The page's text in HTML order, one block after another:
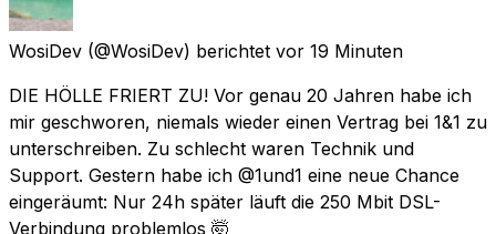
WosiDev (@WosiDev) berichtet vor 19 Minuten
DIE HÖLLE FRIERT ZU! Vor genau 20 Jahren habe ich
mir geschworen, niemals wieder einen Vertrag bei 1&1 zu
unterschreiben. Zu schlecht waren Technik und
Support. Gestern habe ich @1und1 eine neue Chance
eingeräumt: Nur 24h später läuft die 250 Mbit DSL-
Verbindung problemlos 🤯